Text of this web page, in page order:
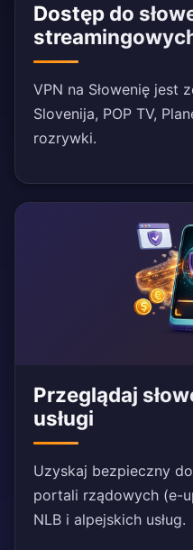
Dostęp do
VPN na Słowenię jest
Slovenija, POP TV,
rozrywki.
Przeglądaj
usługi
Uzyskaj bezpieczny
portali rządowych (e-
NLB i alpejskich usług.